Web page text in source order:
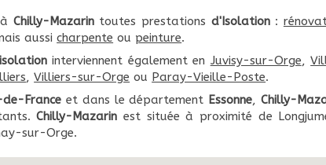
Chilly-Mazarintoutes prestations d'Isolation:
aussicharpente ou peinture.
isolationinterviennent également en Juvisy-sur-Orge,
,Villiers-sur-Orge ou Paray-Vieille-Poste.
Franceet dans le département Essonne,Chilly-
Chilly-Mazarin est située à proximité de
sur-Orge.